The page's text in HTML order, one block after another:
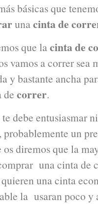
básicas que
unacinta de
que lacinta de
vamos a correr sea
y bastante ancha
de correr.
debe entusiasmar
probablemente un
os diremos que la
una cinta de
una cinta
la usaran poco y